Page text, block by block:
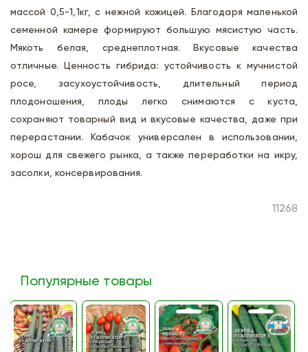
массой 0,5-1,1кг, с нежной кожицей. Благодаря маленькой
семенной камере формируют большую мясистую часть.
Мякоть белая, среднеплотная. Вкусовые качества
отличные. Ценность гибрида: устойчивость к мучнистой
росе, засухоустойчивость, длительный период
плодоношения, плоды легко снимаются с куста,
сохраняют товарный вид и вкусовые качества, даже при
перерастании. Кабачок универсален в использовании,
хорош для свежего рынка, а также переработки на икру,
засолки, консервирования.
11268
Популярные товары